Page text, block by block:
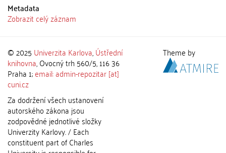
Metadata
Zobrazit celý záznam
© 2025 Univerzita Karlova,Ústřední
knihovna, Ovocný trh 560/5, 116 36
Praha 1;email: admin-repozitar [at]
cuni.cz
Za dodržení všech ustanovení
autorského zákona jsou
zodpovědné jednotlivé složky
Univerzity Karlovy. / Each
constituent part of Charles
Theme by